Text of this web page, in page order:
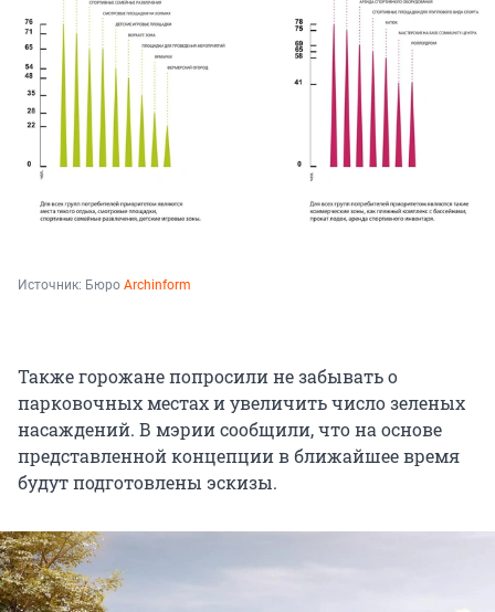
Источник: Бюро Archinform
Также горожане попросили не забывать о
парковочных местах и увеличить число зеленых
насаждений. В мэрии сообщили, что на основе
представленной концепции в ближайшее время
будут подготовлены эскизы.